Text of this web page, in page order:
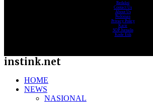
Redaksi
Contact Us
About Us
Pedoman
Privacy Policy
Karir
SOP Jurnalis
Kode Etik
instink.net
HOME
NEWS
NASIONAL